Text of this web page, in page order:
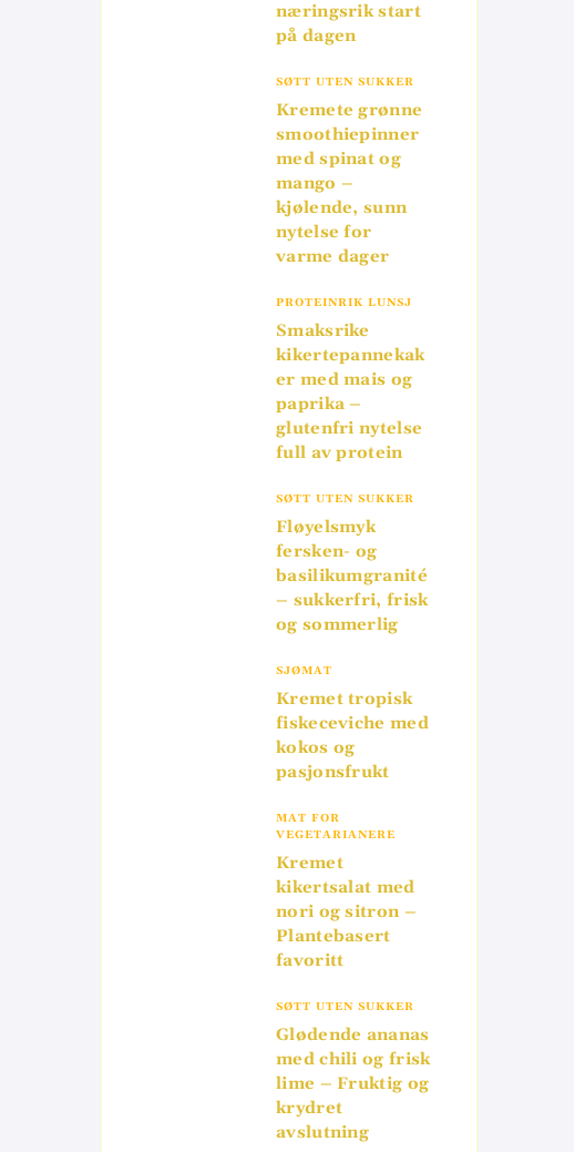
næringsrik start
på dagen
SØTT UTEN SUKKER
Kremete grønne
smoothiepinner
med spinat og
mango –
kjølende, sunn
nytelse for
varme dager
PROTEINRIK LUNSJ
Smaksrike
kikertepannekak
er med mais og
paprika –
glutenfri nytelse
full av protein
SØTT UTEN SUKKER
Fløyelsmyk
fersken- og
basilikumgranité
– sukkerfri, frisk
og sommerlig
SJØMAT
Kremet tropisk
fiskeceviche med
kokos og
pasjonsfrukt
MAT FOR
VEGETARIANERE
Kremet
kikertsalat med
nori og sitron –
Plantebasert
favoritt
SØTT UTEN SUKKER
Glødende ananas
med chili og frisk
lime – Fruktig og
krydret
avslutning